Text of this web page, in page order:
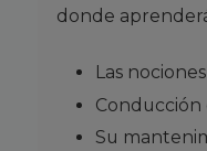
donde
Las
Su